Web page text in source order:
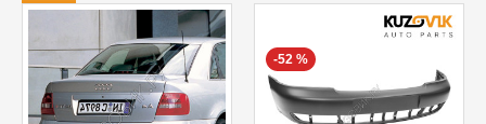
-52 %